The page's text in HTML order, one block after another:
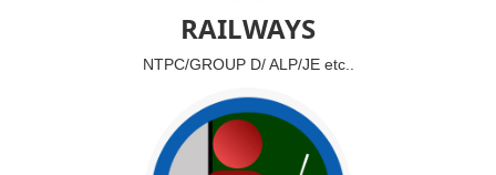
RAILWAYS
NTPC/GROUP D/ ALP/JE etc..